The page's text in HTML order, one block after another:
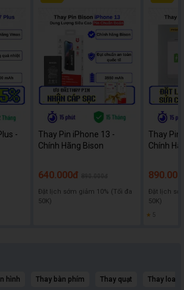
-
Thay Pin iPhone 13 -
Chính Hãng Bison
640.000đ
Đặt lịch sớm giảm 10% (Tối đa
50K)
Thay Pin
Chính
Đặt lịch
50K)
★ 5
hình Thay bàn phím Thay quạt Thay loa